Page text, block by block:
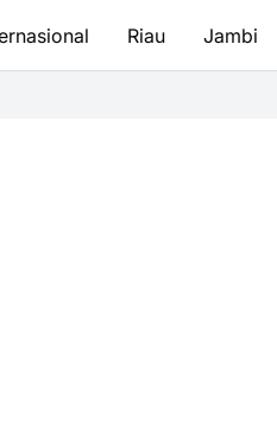
Riau Jambi